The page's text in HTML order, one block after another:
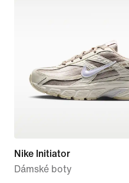
Nike Initiator
Dámské boty